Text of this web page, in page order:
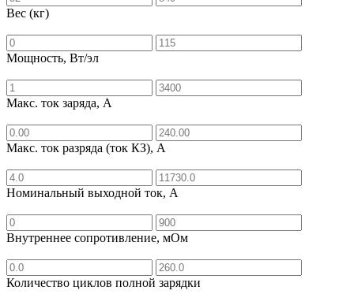
Вес (кг)
Мощность, Вт/эл
Макс. ток заряда, А
Макс. ток разряда (ток КЗ), А
Номинальный выходной ток, А
Внутреннее сопротивление, мОм
Количество циклов полной зарядки